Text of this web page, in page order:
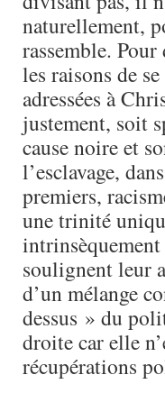
naturellement,
rassemble.
les raisons de
adressées à
justement, soit
cause noire et
l’esclavage,
premiers,
une trinité
intrinsèquement
soulignent leur
d’un mélange
dessus » du
droite car elle
récupérations